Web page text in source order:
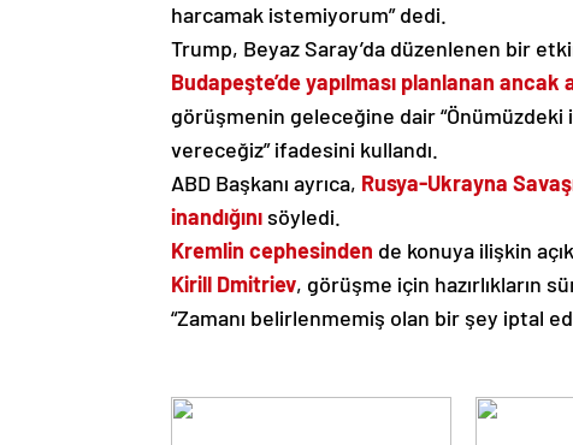
harcamak istemiyorum” dedi.
Trump, Beyaz Saray’da düzenlenen bir
Budapeşte’de yapılması planlanan ancak
görüşmenin geleceğine dair “Önümüzdeki
vereceğiz” ifadesini kullandı.
ABD Başkanı ayrıca, Rusya-Ukrayna
inandığını söyledi.
Kremlin cephesinden de konuya ilişkin
Kirill Dmitriev, görüşme için hazırlıkların
“Zamanı belirlenmemiş olan bir şey iptal